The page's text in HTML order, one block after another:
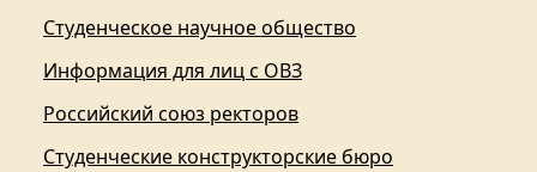
Студенческое научное общество
Информация для лиц с ОВЗ
Российский союз ректоров
Студенческие конструкторские бюро